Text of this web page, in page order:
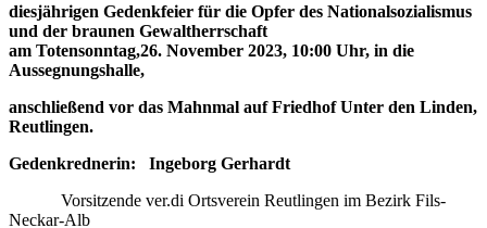
diesjährigen Gedenkfeier für die Opfer des Nationalsozialismus
und der braunen Gewaltherrschaft
am Totensonntag,26. November 2023, 10:00 Uhr, in die
Aussegnungshalle,
anschließend vor das Mahnmal auf Friedhof Unter den Linden,
Reutlingen.
Gedenkrednerin: Ingeborg Gerhardt
Vorsitzende ver.di Ortsverein Reutlingen im Bezirk Fils-
Neckar-Alb